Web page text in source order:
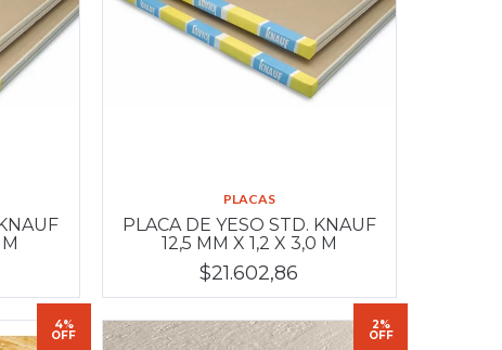
PLACAS
PLACA DE YESO STD. KNAUF
12,5 MM X 1,2 X 3,0 M
$21.602,86
4%
OFF
2%
OFF